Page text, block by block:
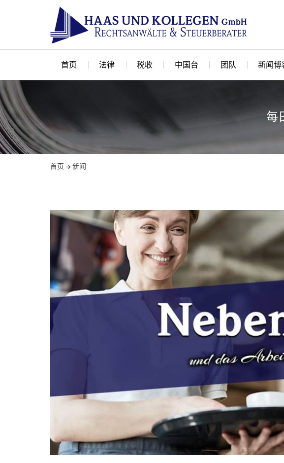
首页 法律 税收 中国台 团队 新闻博
每
首页 新闻